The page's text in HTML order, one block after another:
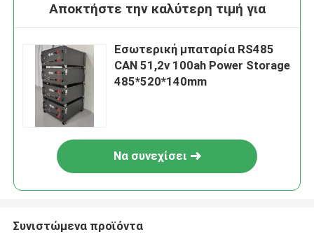
Αποκτήστε την καλύτερη τιμή για
Εσωτερική μπαταρία RS485
CAN 51,2v 100ah Power Storage
485*520*140mm
Να συνεχίσει
Συνιστώμενα προϊόντα